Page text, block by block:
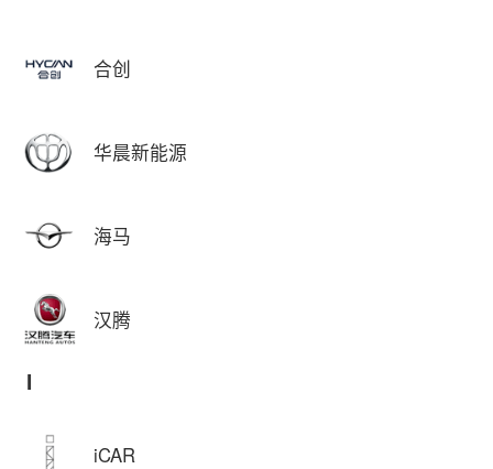
合创
华晨新能源
海马
汉腾
I
iCAR